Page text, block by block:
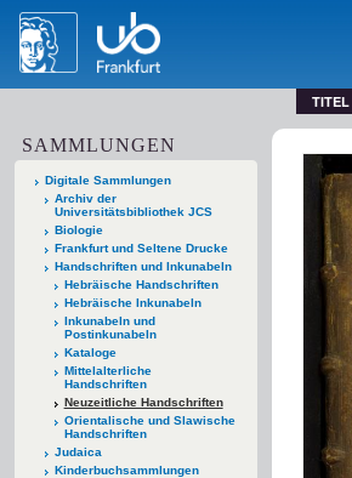
TITEL
SAMMLUNGEN
Digitale Sammlungen
Archiv der
Universitätsbibliothek JCS
Biologie
Frankfurt und Seltene Drucke
Handschriften und Inkunabeln
Hebräische Handschriften
Hebräische Inkunabeln
Inkunabeln und
Postinkunabeln
Kataloge
Mittelalterliche
Handschriften
Neuzeitliche Handschriften
Orientalische und Slawische
Handschriften
Judaica
Kinderbuchsammlungen